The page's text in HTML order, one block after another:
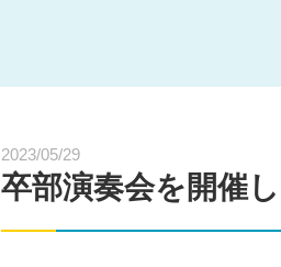
2023/05/29
卒部演奏会を開催し